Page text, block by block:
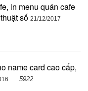
in menu quán cafe
số 21/12/2017
name card cao cấp,
5922